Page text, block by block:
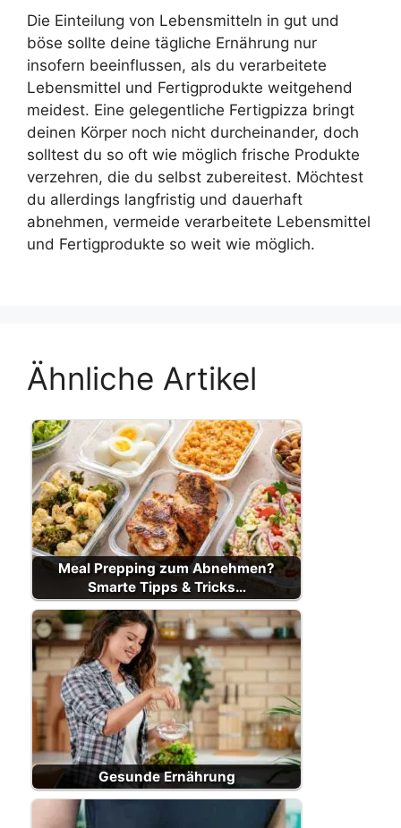
Die Einteilung von Lebensmitteln in gut und
böse sollte deine tägliche Ernährung nur
insofern beeinflussen, als du verarbeitete
Lebensmittel und Fertigprodukte weitgehend
meidest. Eine gelegentliche Fertigpizza bringt
deinen Körper noch nicht durcheinander, doch
solltest du so oft wie möglich frische Produkte
verzehren, die du selbst zubereitest. Möchtest
du allerdings langfristig und dauerhaft
abnehmen, vermeide verarbeitete Lebensmittel
und Fertigprodukte so weit wie möglich.
Ähnliche Artikel
Meal Prepping zum Abnehmen?
Smarte Tipps & Tricks…
Gesunde Ernährung